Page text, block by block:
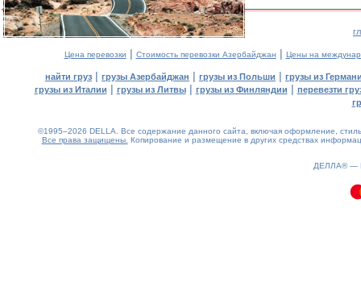
Цена перевозки | Стоимость перевозки Азербайджан | Цены на
найти груз | грузы Азербайджан | грузы из Польши | грузы из
грузы из Италии | грузы из Литвы| грузы из Финляндии | перевезти
©1995–2026 DELLA. Все содержание данного сайта, включая оформление,
Все права защищены. Копирование и размещение в других средствах
ДЕЛЛА® —